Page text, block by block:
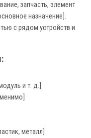
запчасть, элемент
назначение].
с рядом устройств и
и т. д.]
металл]